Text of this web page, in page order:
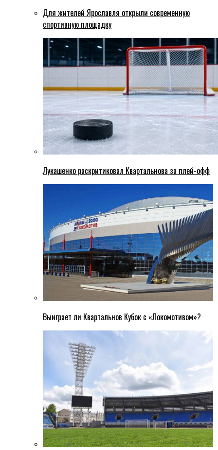
Для жителей Ярославля открыли современную
спортивную площадку
Лукашенко раскритиковал Квартальнова за плей-офф
Выиграет ли Квартальнов Кубок с «Локомотивом»?